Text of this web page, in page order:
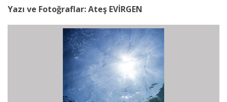
Yazı ve Fotoğraflar: Ateş EVİRGEN